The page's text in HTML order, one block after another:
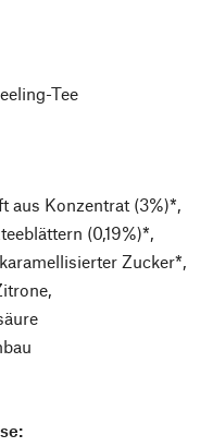
Tee
aus Konzentrat (3%)*,
(0,19%)*,
Zucker*,